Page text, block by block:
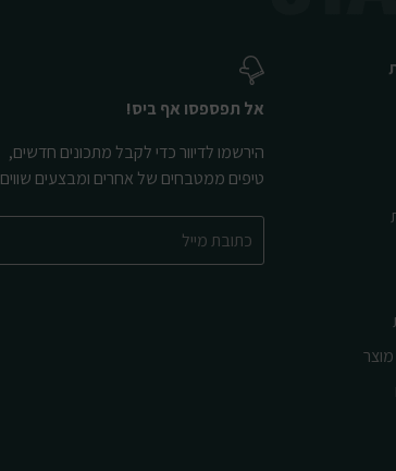
מוצר
אל תפספסו אף ביס!
הירשמו לדיוור כדי לקבל מתכונים חדשים,
טיפים ממטבחים של אחרים ומבצעים שווים